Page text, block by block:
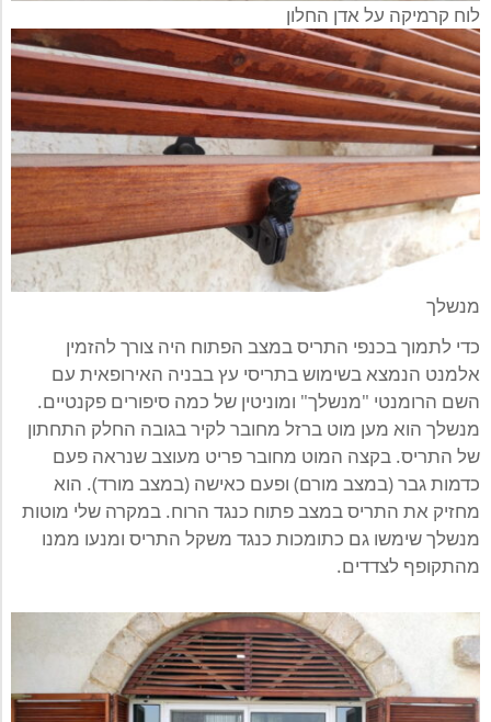
לוח קרמיקה על אדן החלון
מנשלך
כדי לתמוך בכנפי התריס במצב הפתוח היה צורך להזמין
אלמנט הנמצא בשימוש בתריסי עץ בבניה האירופאית עם
השם הרומנטי "מנשלך" ומוניטין של כמה סיפורים פקנטיים.
מנשלך הוא מען מוט ברזל מחובר לקיר בגובה החלק התחתון
של התריס. בקצה המוט מחובר פריט מעוצב שנראה פעם
כדמות גבר (במצב מורם) ופעם כאישה (במצב מורד). הוא
מחזיק את התריס במצב פתוח כנגד הרוח. במקרה שלי מוטות
מנשלך שימשו גם כתומכות כנגד משקל התריס ומנעו ממנו
מהתקופף לצדדים.